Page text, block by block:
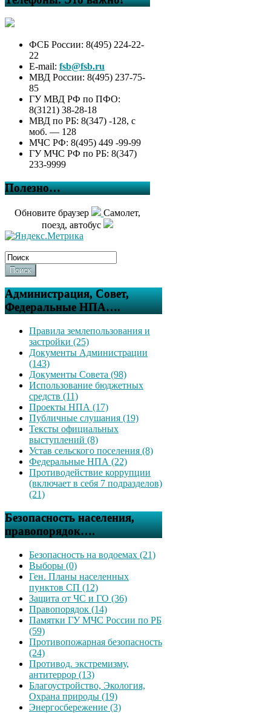
ФСБ России: 8(495) 224-22-
22
E-mail: fsb@fsb.ru
МВД России: 8(495) 237-75-
85
ГУ МВД РФ по ПФО:
8(3121) 38-28-18
МВД по РБ: 8(347) -128, с
моб. — 128
МЧС РФ: 8(495) 449 -99-99
ГУ МЧС РФ по РБ: 8(347)
233-9999
Полезно…
Обновите браузер
Самолет,
поезд, автобус
Поиск
Администрация, Совет,
Федеральные НПА….
Правила землепользования и
застройки (25)
Документы Администрации
(143)
Документы Совета (98)
Использование бюджетных
средств (11)
Проекты НПА (17)
Публичные слушания (19)
Тексты официальных
выступлений (8)
Устав сельского поселения (8)
Федеральные НПА (22)
Противодействие коррупции
(включает в себя 7 подразделов)
(21)
Безопасность населения,
правопорядок….
Безопасность на водоемах (21)
Выборы (0)
Ген. Планы населенных
пунктов СП (12)
Защита от ЧС и ГО (36)
Правопорядок (14)
Памятки ГУ МЧС России по РБ
(59)
Противопожарная безопасность
(24)
Противод. экстремизму,
антитеррор (13)
Благоустройство, Экология,
Охрана природы (19)
Энергосбережение (3)